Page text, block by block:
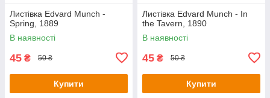
Листівка Edvard Munch -
Spring, 1889
В наявності
45 ₴ 50 ₴
Купити
Листівка Edvard Munch - In
the Tavern, 1890
В наявності
45 ₴ 50 ₴
Купити